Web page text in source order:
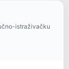
istraživačku